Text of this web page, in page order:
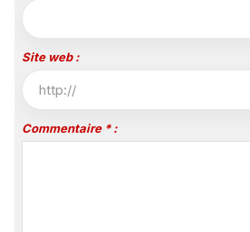
Site web :
Commentaire * :